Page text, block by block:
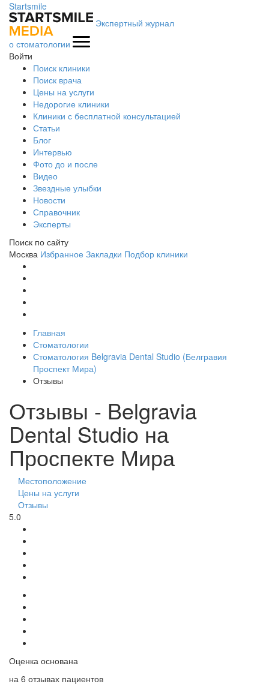
Startsmile
Экспертный журнал
о стоматологии
Войти
Поиск клиники
Поиск врача
Цены на услуги
Недорогие клиники
Клиники с бесплатной консультацией
Статьи
Блог
Интервью
Фото до и после
Видео
Звездные улыбки
Новости
Справочник
Эксперты
Поиск по сайту
Москва Избранное Закладки Подбор клиники
Главная
Стоматологии
Стоматология Belgravia Dental Studio (Белгравия
Проспект Мира)
Отзывы
Отзывы - Belgravia
Dental Studio на
Проспекте Мира
Местоположение
Цены на услуги
Отзывы
5.0
Оценка основана
на 6 отзывах пациентов